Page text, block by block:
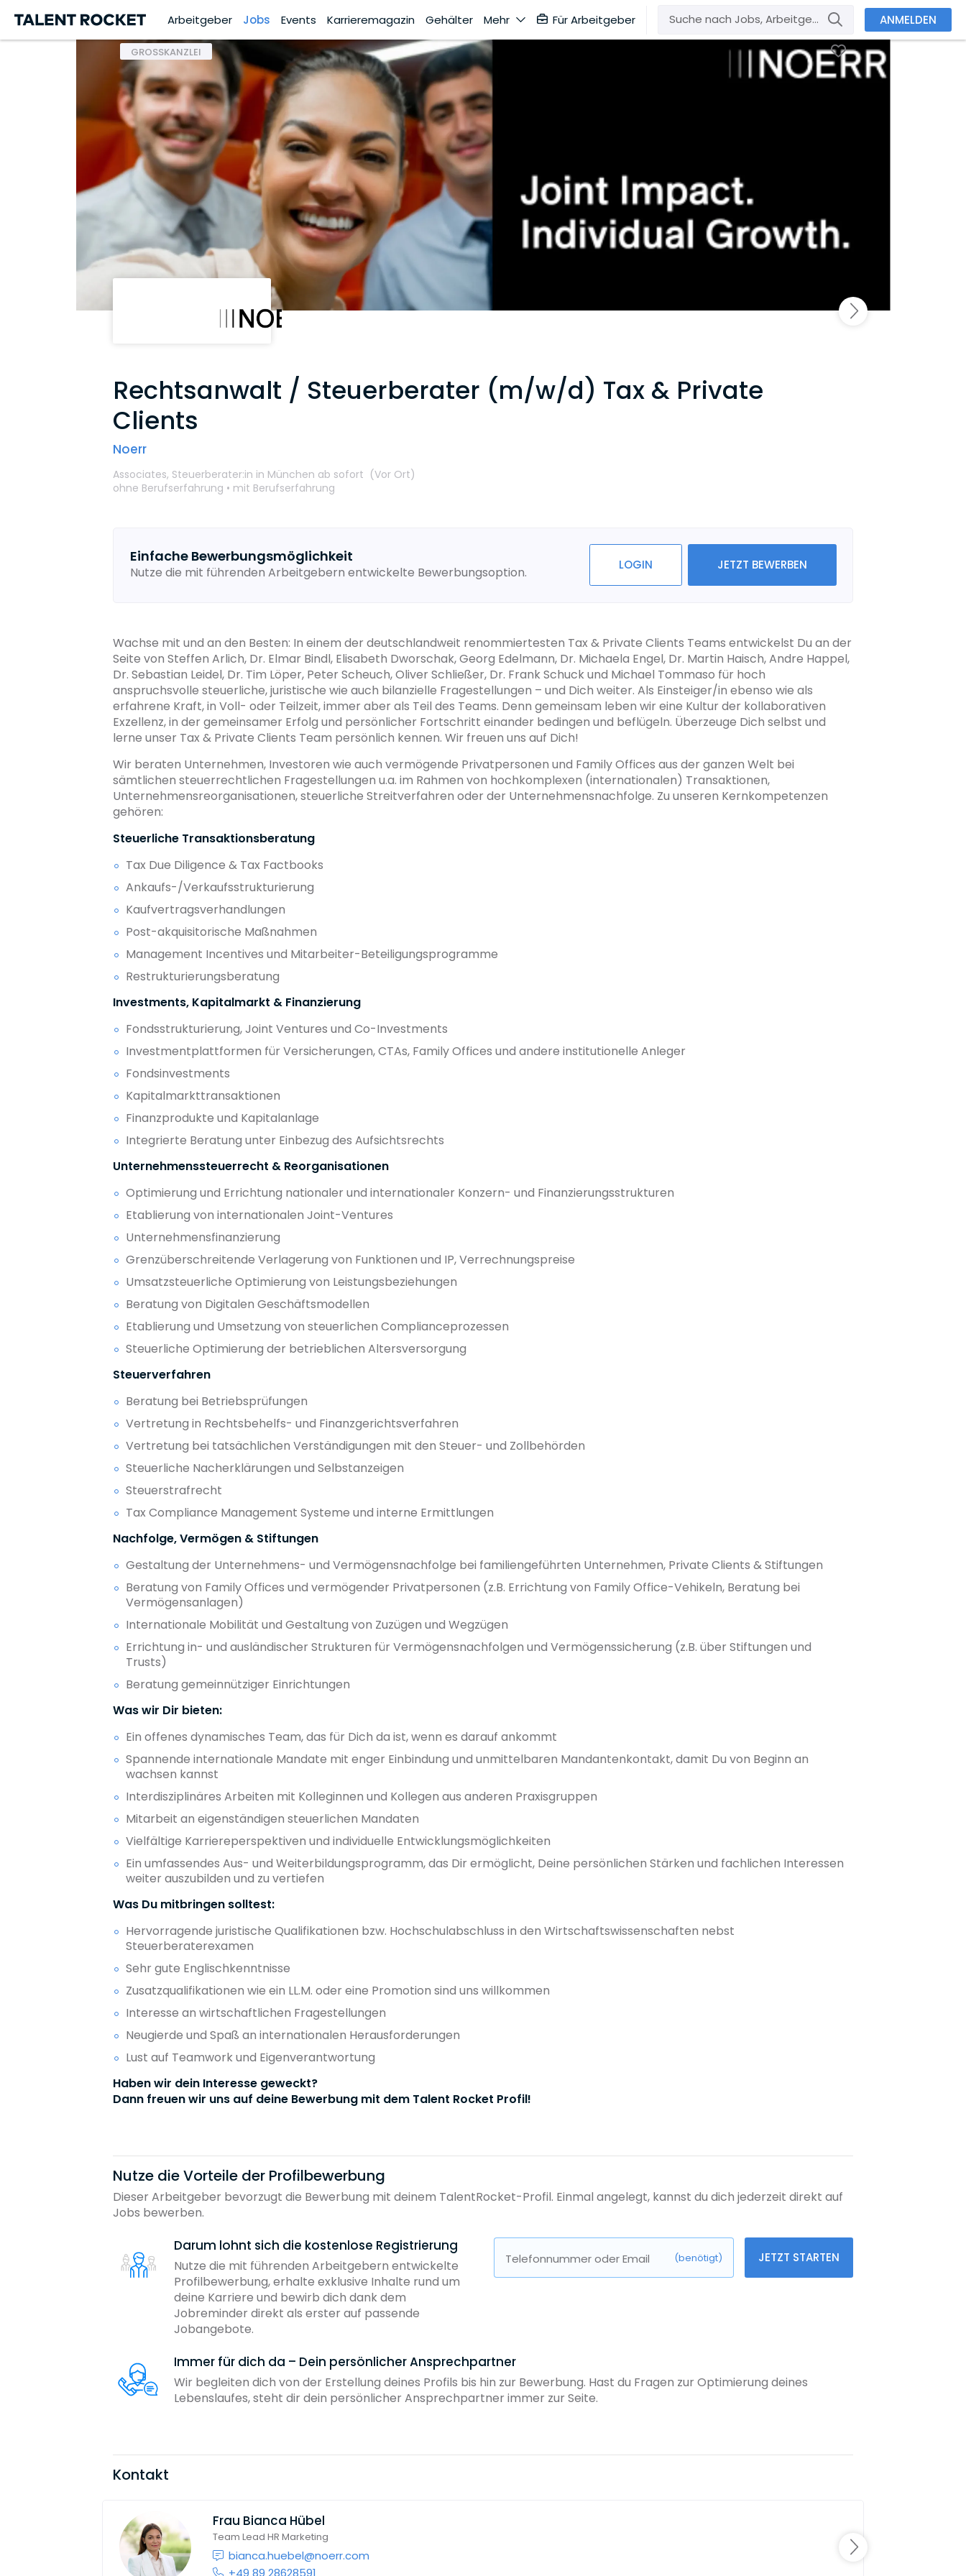
Arbeitgeber Jobs Events Karrieremagazin Gehälter Mehr Für Arbeitgeber ANMELDEN
GROSSKANZLEI
Rechtsanwalt / Steuerberater (m/w/d) Tax & Private
Clients
Noerr
Associates, Steuerberater:in in München ab sofort (Vor Ort)
ohne Berufserfahrung • mit Berufserfahrung
Einfache Bewerbungsmöglichkeit
Nutze die mit führenden Arbeitgebern entwickelte Bewerbungsoption. LOGIN JETZT BEWERBEN
Wachse mit und an den Besten: In einem der deutschlandweit renommiertesten Tax & Private Clients Teams entwickelst Du an der
Seite von Steffen Arlich, Dr. Elmar Bindl, Elisabeth Dworschak, Georg Edelmann, Dr. Michaela Engel, Dr. Martin Haisch, Andre Happel,
Dr. Sebastian Leidel, Dr. Tim Löper, Peter Scheuch, Oliver Schließer, Dr. Frank Schuck und Michael Tommaso für hoch
anspruchsvolle steuerliche, juristische wie auch bilanzielle Fragestellungen – und Dich weiter. Als Einsteiger/in ebenso wie als
erfahrene Kraft, in Voll- oder Teilzeit, immer aber als Teil des Teams. Denn gemeinsam leben wir eine Kultur der kollaborativen
Exzellenz, in der gemeinsamer Erfolg und persönlicher Fortschritt einander bedingen und beflügeln. Überzeuge Dich selbst und
lerne unser Tax & Private Clients Team persönlich kennen. Wir freuen uns auf Dich!
Wir beraten Unternehmen, Investoren wie auch vermögende Privatpersonen und Family Offices aus der ganzen Welt bei
sämtlichen steuerrechtlichen Fragestellungen u.a. im Rahmen von hochkomplexen (internationalen) Transaktionen,
Unternehmensreorganisationen, steuerliche Streitverfahren oder der Unternehmensnachfolge. Zu unseren Kernkompetenzen
gehören:
Steuerliche Transaktionsberatung
Tax Due Diligence & Tax Factbooks
Ankaufs-/Verkaufsstrukturierung
Kaufvertragsverhandlungen
Post-akquisitorische Maßnahmen
Management Incentives und Mitarbeiter-Beteiligungsprogramme
Restrukturierungsberatung
Investments, Kapitalmarkt & Finanzierung
Fondsstrukturierung, Joint Ventures und Co-Investments
Investmentplattformen für Versicherungen, CTAs, Family Offices und andere institutionelle Anleger
Fondsinvestments
Kapitalmarkttransaktionen
Finanzprodukte und Kapitalanlage
Integrierte Beratung unter Einbezug des Aufsichtsrechts
Unternehmenssteuerrecht & Reorganisationen
Optimierung und Errichtung nationaler und internationaler Konzern- und Finanzierungsstrukturen
Etablierung von internationalen Joint-Ventures
Unternehmensfinanzierung
Grenzüberschreitende Verlagerung von Funktionen und IP, Verrechnungspreise
Umsatzsteuerliche Optimierung von Leistungsbeziehungen
Beratung von Digitalen Geschäftsmodellen
Etablierung und Umsetzung von steuerlichen Complianceprozessen
Steuerliche Optimierung der betrieblichen Altersversorgung
Steuerverfahren
Beratung bei Betriebsprüfungen
Vertretung in Rechtsbehelfs- und Finanzgerichtsverfahren
Vertretung bei tatsächlichen Verständigungen mit den Steuer- und Zollbehörden
Steuerliche Nacherklärungen und Selbstanzeigen
Steuerstrafrecht
Tax Compliance Management Systeme und interne Ermittlungen
Nachfolge, Vermögen & Stiftungen
Gestaltung der Unternehmens- und Vermögensnachfolge bei familiengeführten Unternehmen, Private Clients & Stiftungen
Beratung von Family Offices und vermögender Privatpersonen (z.B. Errichtung von Family Office-Vehikeln, Beratung bei
Vermögensanlagen)
Internationale Mobilität und Gestaltung von Zuzügen und Wegzügen
Errichtung in- und ausländischer Strukturen für Vermögensnachfolgen und Vermögenssicherung (z.B. über Stiftungen und
Trusts)
Beratung gemeinnütziger Einrichtungen
Was wir Dir bieten:
Ein offenes dynamisches Team, das für Dich da ist, wenn es darauf ankommt
Spannende internationale Mandate mit enger Einbindung und unmittelbaren Mandantenkontakt, damit Du von Beginn an
wachsen kannst
Interdisziplinäres Arbeiten mit Kolleginnen und Kollegen aus anderen Praxisgruppen
Mitarbeit an eigenständigen steuerlichen Mandaten
Vielfältige Karriereperspektiven und individuelle Entwicklungsmöglichkeiten
Ein umfassendes Aus- und Weiterbildungsprogramm, das Dir ermöglicht, Deine persönlichen Stärken und fachlichen Interessen
weiter auszubilden und zu vertiefen
Was Du mitbringen solltest:
Hervorragende juristische Qualifikationen bzw. Hochschulabschluss in den Wirtschaftswissenschaften nebst
Steuerberaterexamen
Sehr gute Englischkenntnisse
Zusatzqualifikationen wie ein LL.M. oder eine Promotion sind uns willkommen
Interesse an wirtschaftlichen Fragestellungen
Neugierde und Spaß an internationalen Herausforderungen
Lust auf Teamwork und Eigenverantwortung
Haben wir dein Interesse geweckt?
Dann freuen wir uns auf deine Bewerbung mit dem Talent Rocket Profil!
Nutze die Vorteile der Profilbewerbung
Dieser Arbeitgeber bevorzugt die Bewerbung mit deinem TalentRocket-Profil. Einmal angelegt, kannst du dich jederzeit direkt auf
Jobs bewerben.
Darum lohnt sich die kostenlose Registrierung
Nutze die mit führenden Arbeitgebern entwickelte
Profilbewerbung, erhalte exklusive Inhalte rund um
deine Karriere und bewirb dich dank dem
Jobreminder direkt als erster auf passende
Jobangebote.
Telefonnummer oder Email (benötigt) JETZT STARTEN
Immer für dich da – Dein persönlicher Ansprechpartner
Wir begleiten dich von der Erstellung deines Profils bis hin zur Bewerbung. Hast du Fragen zur Optimierung deines
Lebenslaufes, steht dir dein persönlicher Ansprechpartner immer zur Seite.
Kontakt
Frau Bianca Hübel
Team Lead HR Marketing
bianca.huebel@noerr.com
+49 89 28628591